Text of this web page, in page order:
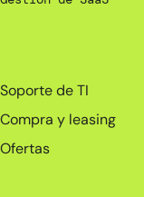
Soporte de TI
Compra y leasing
Ofertas